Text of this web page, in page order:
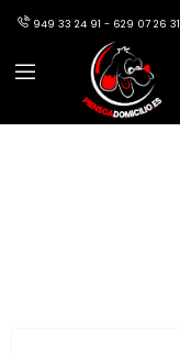
949 33 24 91 - 629 07 26 31